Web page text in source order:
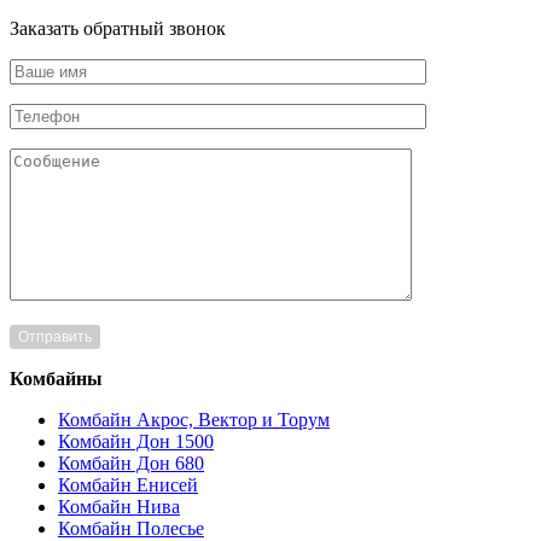
Заказать обратный звонок
Комбайны
Комбайн Акрос, Вектор и Торум
Комбайн Дон 1500
Комбайн Дон 680
Комбайн Енисей
Комбайн Нива
Комбайн Полесье